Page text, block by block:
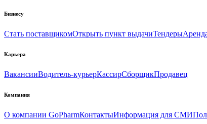
Бизнесу
Стать поставщикомОткрыть пункт выдачиТендеры
Карьера
ВакансииВодитель-курьерКассирСборщикПродавец
Компания
О компании GoPharmКонтактыИнформация для СМИ